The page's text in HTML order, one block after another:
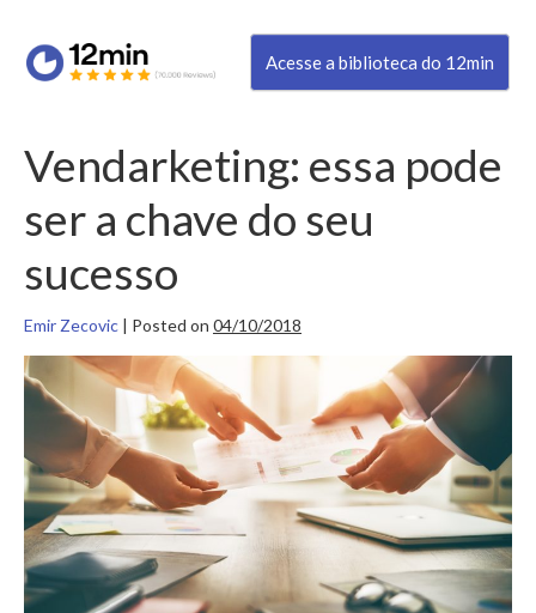
Acesse a biblioteca do 12min
Vendarketing: essa pode
ser a chave do seu
sucesso
Emir Zecovic | Posted on 04/10/2018